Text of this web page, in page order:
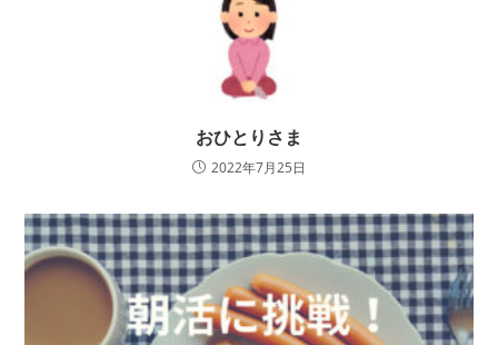
おひとりさま
2022年7月25日